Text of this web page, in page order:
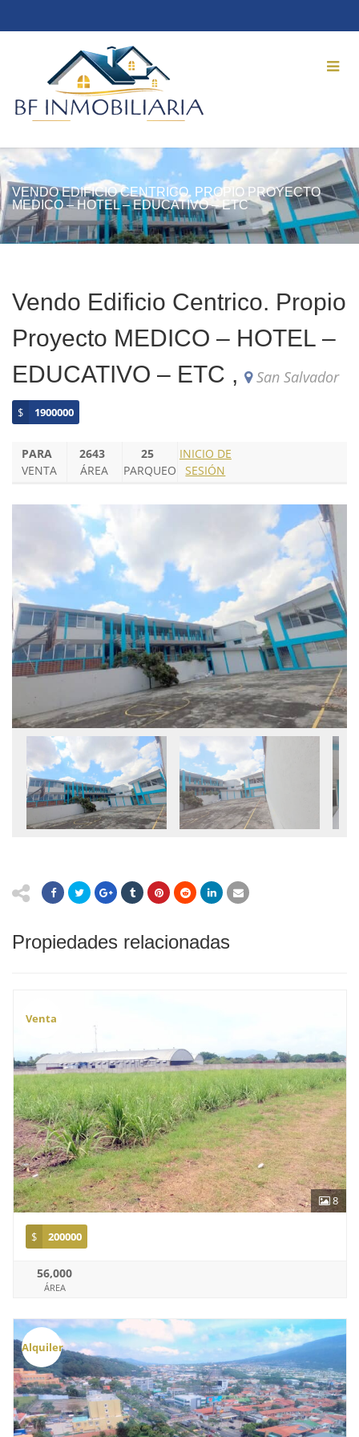
VENDO EDIFICIO CENTRICO. PROPIO PROYECTO
MEDICO – HOTEL – EDUCATIVO – ETC
Vendo Edificio Centrico. Propio
Proyecto MEDICO – HOTEL –
EDUCATIVO – ETC ,
San Salvador
$ 1900000
PARA
VENTA
2643
ÁREA
25
PARQUEO
INICIO DE
SESIÓN
Propiedades relacionadas
8
Venta
$ 200000
56,000
ÁREA
Alquiler